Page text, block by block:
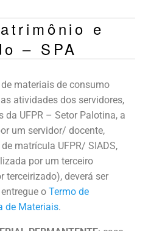
e
– SPA
materiais de consumo
atividades dos servidores,
da UFPR – Setor Palotina, a
um servidor/ docente,
matrícula UFPR/ SIADS,
por um terceiro
terceirizado), deverá ser
o Termo de
de Materiais.